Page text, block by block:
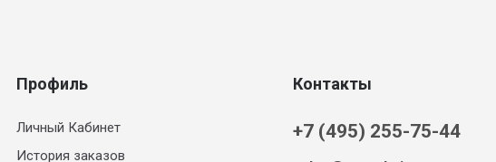
Профиль
Личный Кабинет
История заказов
Контакты
+7 (495) 255-75-44